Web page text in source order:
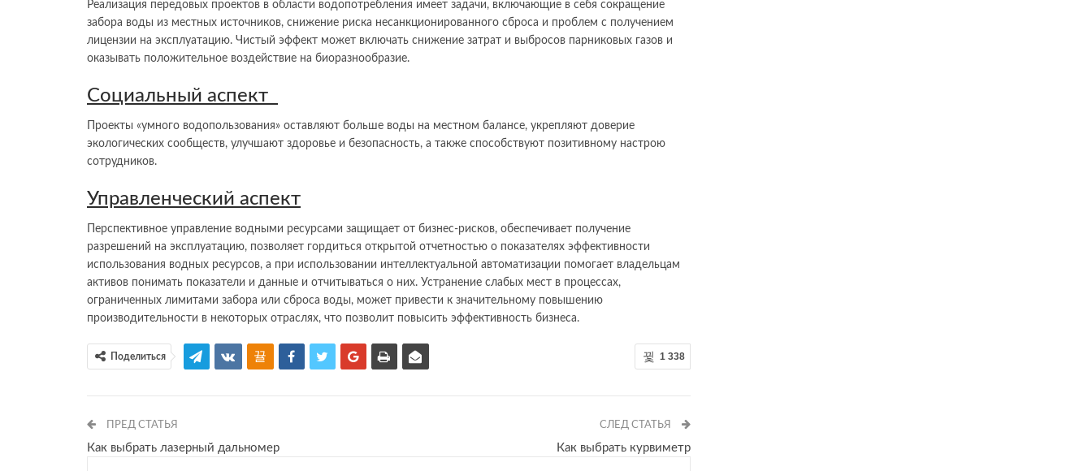
Реализация передовых проектов в области водопотребления имеет задачи, включающие в себя сокращение
забора воды из местных источников, снижение риска несанкционированного сброса и проблем с получением
лицензии на эксплуатацию. Чистый эффект может включать снижение затрат и выбросов парниковых газов и
оказывать положительное воздействие на биоразнообразие.
Социальный аспект
Проекты «умного водопользования» оставляют больше воды на местном балансе, укрепляют доверие
экологических сообществ, улучшают здоровье и безопасность, а также способствуют позитивному настрою
сотрудников.
Управленческий аспект
Перспективное управление водными ресурсами защищает от бизнес-рисков, обеспечивает получение
разрешений на эксплуатацию, позволяет гордиться открытой отчетностью о показателях эффективности
использования водных ресурсов, а при использовании интеллектуальной автоматизации помогает владельцам
активов понимать показатели и данные и отчитываться о них. Устранение слабых мест в процессах,
ограниченных лимитами забора или сброса воды, может привести к значительному повышению
производительности в некоторых отраслях, что позволит повысить эффективность бизнеса.
1 338
Поделиться
ПРЕД СТАТЬЯ
Как выбрать лазерный дальномер
СЛЕД СТАТЬЯ
Как выбрать курвиметр